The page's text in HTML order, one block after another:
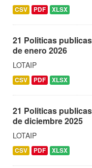
CSV PDF XLSX
21 Politicas
de enero 2026
LOTAIP
CSV PDF XLSX
21 Politicas
de diciembre 2025
LOTAIP
CSV PDF XLSX